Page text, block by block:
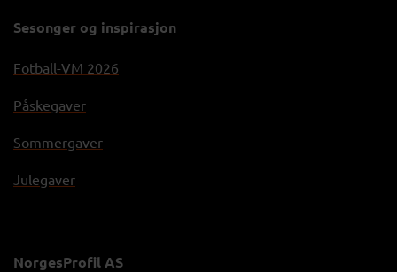
Sesonger og inspirasjon
Fotball-VM 2026
Påskegaver
Sommergaver
Julegaver
NorgesProfil AS